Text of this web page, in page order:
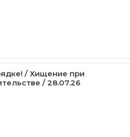
/ Хищение при
/ 28.07.26